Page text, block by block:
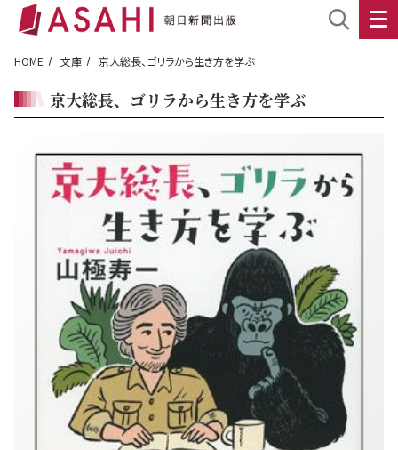
HOME 文庫 京大総長、ゴリラから生き方を学ぶ
京大総長、ゴリラから生き方を学ぶ